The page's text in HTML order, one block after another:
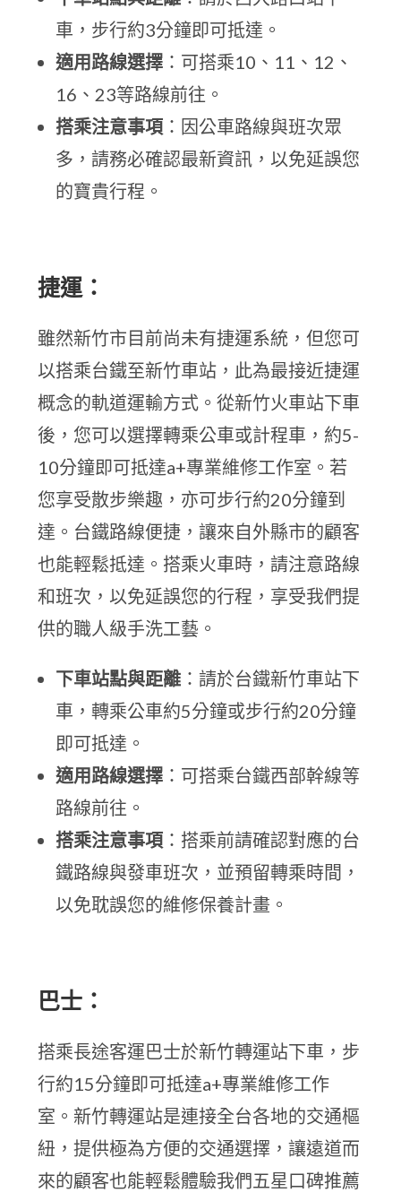
車，步行約3分鐘即可抵達。
適用路線選擇 ：可搭乘10、11、12、
16、23等路線前往。
搭乘注意事項 ：因公車路線與班次眾
多，請務必確認最新資訊，以免延誤您
的寶貴行程。
捷運：
雖然新竹市目前尚未有捷運系統，但您可
以搭乘台鐵至新竹車站，此為最接近捷運
概念的軌道運輸方式。從新竹火車站下車
後，您可以選擇轉乘公車或計程車，約5-
10分鐘即可抵達a+專業維修工作室。若
您享受散步樂趣，亦可步行約20分鐘到
達。台鐵路線便捷，讓來自外縣市的顧客
也能輕鬆抵達。搭乘火車時，請注意路線
和班次，以免延誤您的行程，享受我們提
供的職人級手洗工藝。
下車站點與距離 ：請於台鐵新竹車站下
車，轉乘公車約5分鐘或步行約20分鐘
即可抵達。
適用路線選擇 ：可搭乘台鐵西部幹線等
路線前往。
搭乘注意事項 ：搭乘前請確認對應的台
鐵路線與發車班次，並預留轉乘時間，
以免耽誤您的維修保養計畫。
巴士：
搭乘長途客運巴士於新竹轉運站下車，步
行約15分鐘即可抵達a+專業維修工作
室。新竹轉運站是連接全台各地的交通樞
紐，提供極為方便的交通選擇，讓遠道而
來的顧客也能輕鬆體驗我們五星口碑推薦